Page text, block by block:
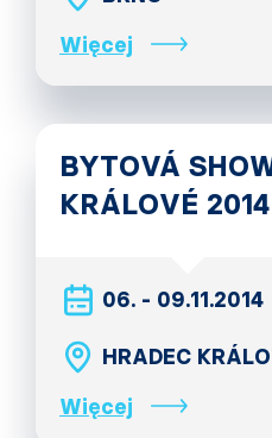
Więcej
BYTOVÁ
KRÁLOVÉ 2014
06. - 09.11.2014
HRADEC
Więcej